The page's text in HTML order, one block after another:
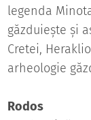
legenda
găzduiește și
Cretei,
arheologie
Rodos